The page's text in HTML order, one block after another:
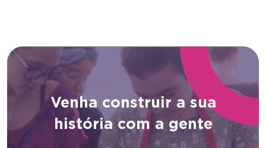
Venha construir a sua
história com a gente